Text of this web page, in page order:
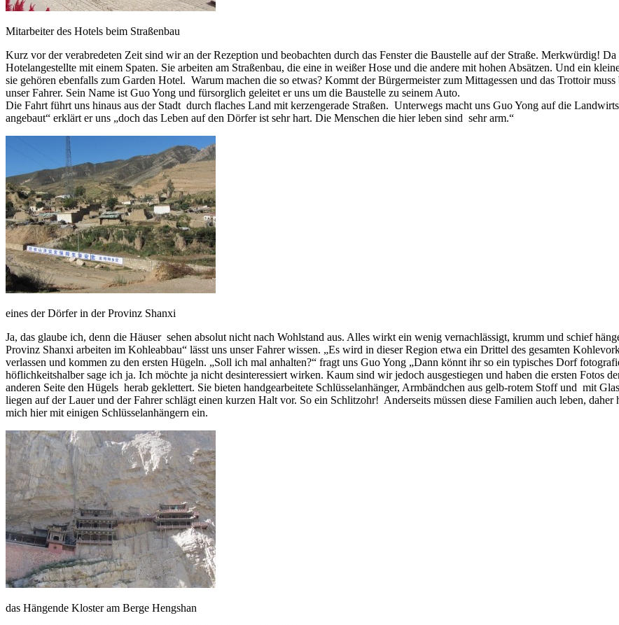
Mitarbeiter des Hotels beim Straßenbau
Kurz vor der verabredeten Zeit sind wir an der Rezeption und beobachten durch das Fenster die Baustelle auf der Straße. Merkwürdig!
Hotelangestellte mit einem Spaten. Sie arbeiten am Straßenbau, die eine in weißer Hose und die andere mit hohen Absätzen. Und ein
sie gehören ebenfalls zum Garden Hotel. Warum machen die so etwas? Kommt der Bürgermeister zum Mittagessen und das Trottoir
unser Fahrer. Sein Name ist Guo Yong und fürsorglich geleitet er uns um die Baustelle zu seinem Auto.
Die Fahrt führt uns hinaus aus der Stadt durch flaches Land mit kerzengerade Straßen. Unterwegs macht uns Guo Yong auf die
angebaut“ erklärt er uns „doch das Leben auf den Dörfer ist sehr hart. Die Menschen die hier leben sind sehr arm.“
eines der Dörfer in der Provinz Shanxi
Ja, das glaube ich, denn die Häuser sehen absolut nicht nach Wohlstand aus. Alles wirkt ein wenig vernachlässigt, krumm und schief
Provinz Shanxi arbeiten im Kohleabbau“ lässt uns unser Fahrer wissen. „Es wird in dieser Region etwa ein Drittel des gesamten
verlassen und kommen zu den ersten Hügeln. „Soll ich mal anhalten?“ fragt uns Guo Yong „Dann könnt ihr so ein typisches Dorf
höflichkeitshalber sage ich ja. Ich möchte ja nicht desinteressiert wirken. Kaum sind wir jedoch ausgestiegen und haben die ersten Fotos
anderen Seite den Hügels herab geklettert. Sie bieten handgearbeitete Schlüsselanhänger, Armbändchen aus gelb-rotem Stoff und mit
liegen auf der Lauer und der Fahrer schlägt einen kurzen Halt vor. So ein Schlitzohr! Anderseits müssen diese Familien auch leben,
mich hier mit einigen Schlüsselanhängern ein.
das Hängende Kloster am Berge Hengshan